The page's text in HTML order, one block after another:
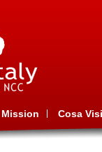
Mission Cosa